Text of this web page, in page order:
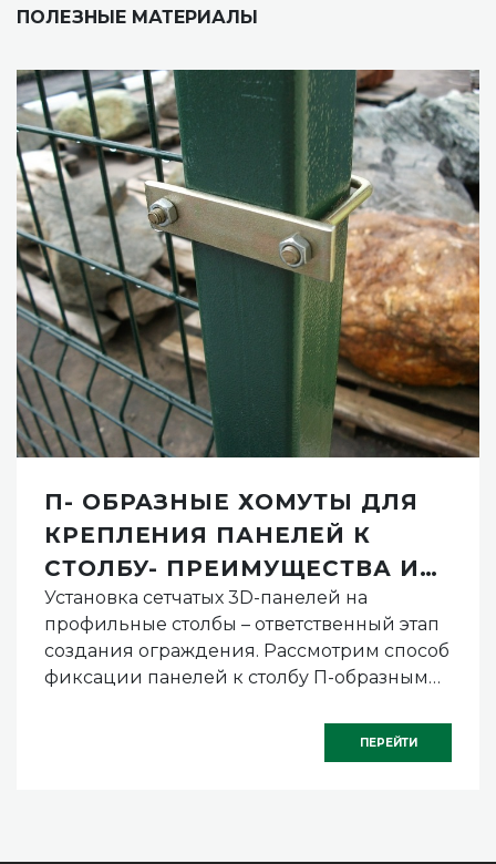
ПОЛЕЗНЫЕ МАТЕРИАЛЫ
П- ОБРАЗНЫЕ ХОМУТЫ ДЛЯ
КРЕПЛЕНИЯ ПАНЕЛЕЙ К
СТОЛБУ- ПРЕИМУЩЕСТВА И
НЕДОСТАТКИ
Установка сетчатых 3D-панелей на
профильные столбы – ответственный этап
создания ограждения. Рассмотрим способ
фиксации панелей к столбу П-образными
ПЕРЕЙТИ